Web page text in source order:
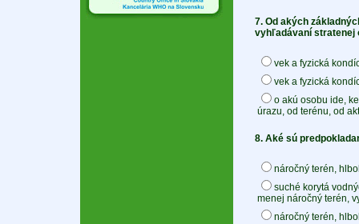
7. Od akých
vyhľadávaní stratenej
vek a fyzická
vek a fyzická
o akú osobu ide,
úrazu, od terénu, od
8. Aké sú
náročný terén,
suché korytá
menej náročný terén,
náročný terén,